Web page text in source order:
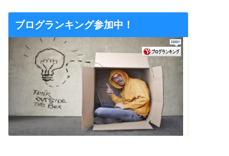
ブログランキング参加中！